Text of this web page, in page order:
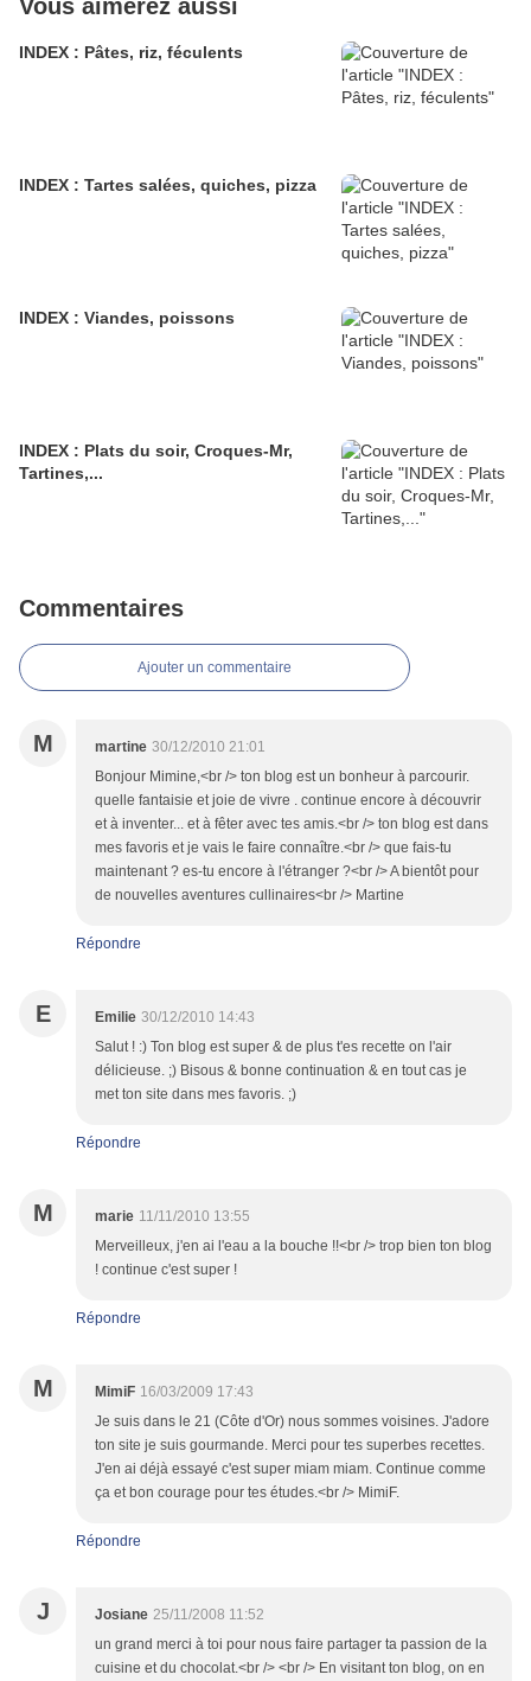
Vous aimerez aussi
INDEX : Pâtes, riz, féculents
INDEX : Tartes salées, quiches, pizza
INDEX : Viandes, poissons
INDEX : Plats du soir, Croques-Mr,
Tartines,...
Commentaires
Ajouter un commentaire
M martine 30/12/2010 21:01
Bonjour Mimine,<br /> ton blog est un bonheur à parcourir.
quelle fantaisie et joie de vivre . continue encore à découvrir
et à inventer... et à fêter avec tes amis.<br /> ton blog est dans
mes favoris et je vais le faire connaître.<br /> que fais-tu
maintenant ? es-tu encore à l'étranger ?<br /> A bientôt pour
de nouvelles aventures cullinaires<br /> Martine
Répondre
E Emilie 30/12/2010 14:43
Salut ! :) Ton blog est super & de plus t'es recette on l'air
délicieuse. ;) Bisous & bonne continuation & en tout cas je
met ton site dans mes favoris. ;)
Répondre
M marie 11/11/2010 13:55
Merveilleux, j'en ai l'eau a la bouche !!<br /> trop bien ton blog
! continue c'est super !
Répondre
M MimiF 16/03/2009 17:43
Je suis dans le 21 (Côte d'Or) nous sommes voisines. J'adore
ton site je suis gourmande. Merci pour tes superbes recettes.
J'en ai déjà essayé c'est super miam miam. Continue comme
ça et bon courage pour tes études.<br /> MimiF.
Répondre
J Josiane 25/11/2008 11:52
un grand merci à toi pour nous faire partager ta passion de la
cuisine et du chocolat.<br /> <br /> En visitant ton blog, on en